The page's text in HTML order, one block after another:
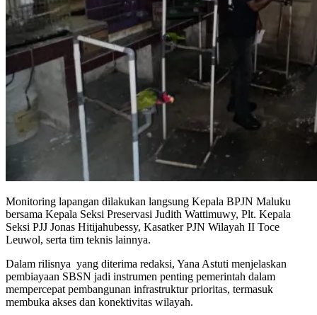
Monitoring lapangan dilakukan langsung Kepala BPJN Maluku
bersama Kepala Seksi Preservasi Judith Wattimuwy, Plt. Kepala
Seksi PJJ Jonas Hitijahubessy, Kasatker PJN Wilayah II Toce
Leuwol, serta tim teknis lainnya.
Dalam rilisnya yang diterima redaksi, Yana Astuti menjelaskan
pembiayaan SBSN jadi instrumen penting pemerintah dalam
mempercepat pembangunan infrastruktur prioritas, termasuk
membuka akses dan konektivitas wilayah.